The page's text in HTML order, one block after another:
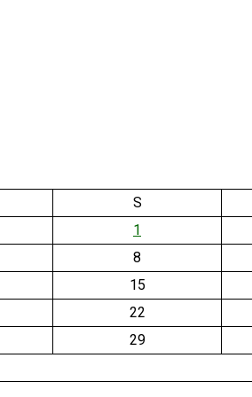
S
1
8
15
22
29